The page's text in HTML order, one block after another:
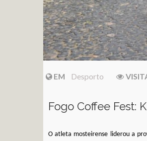
EM Desporto
Fogo Coffee Fest:
O atleta mosteirense liderou a